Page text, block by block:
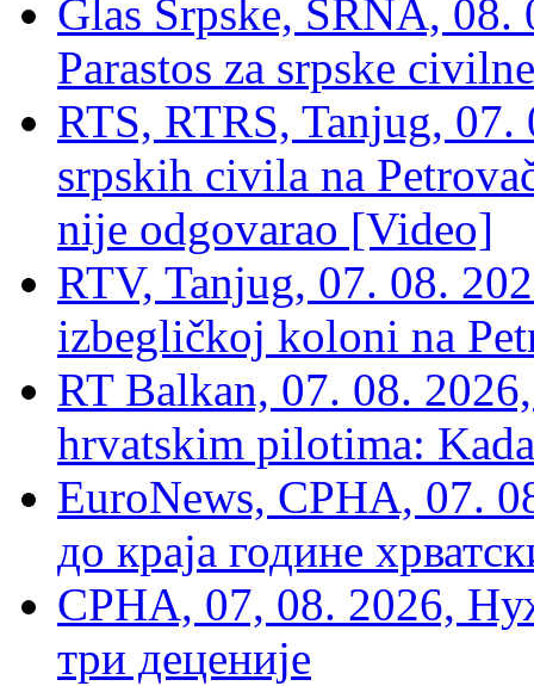
Glas Srpske, SRNA,
Parastos za srpske
RTS, RTRS, Tanjug,
srpskih civila na
nije odgovarao [Video]
RTV, Tanjug, 07. 08.
izbegličkoj koloni na
RT Balkan, 07. 08.
hrvatskim pilotima:
EuroNews, СРНА, 07.
до краја године
СРНА, 07, 08. 2026,
три деценије